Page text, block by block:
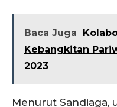
Baca Juga
Kebangkitan
2023
Menurut Sandiaga,